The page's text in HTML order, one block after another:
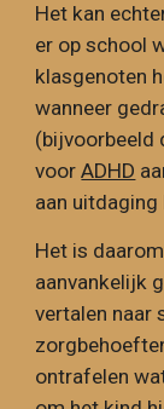
Het kan
er op school
klasgenoten
wanneer
(bijvoorbeeld
voorADHD
aan uitdaging
Het is
aanvankelijk
vertalen naar
ontrafelen